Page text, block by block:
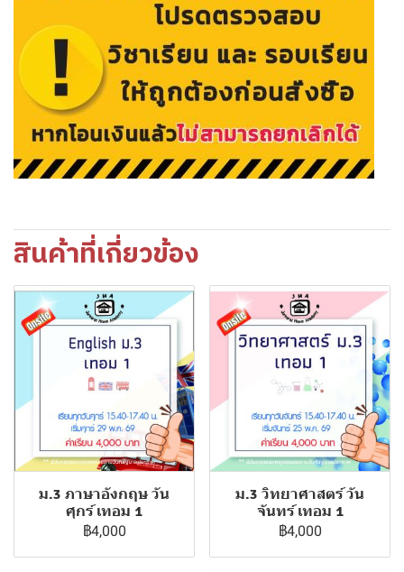
สินค้าที่เกี่ยวข้อง
ม.3 ภาษาอังกฤษ วัน
ศุกร์ เทอม 1
฿4,000
ม.3 วิทยาศาสตร์ วัน
จันทร์ เทอม 1
฿4,000